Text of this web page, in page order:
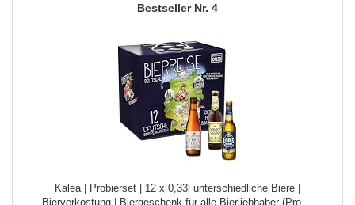
4
Kalea | Probierset | 12 x 0,33l unterschiedliche Biere |
Bierverkostung | Biergeschenk für alle Bierliebhaber (Pro ...